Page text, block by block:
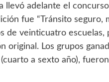
llevó adelante el
fue “Tránsito seguro,
de veinticuatro escuelas,
original. Los grupos
a sexto año),